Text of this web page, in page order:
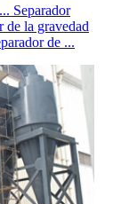
Separador
de la gravedad
de ...